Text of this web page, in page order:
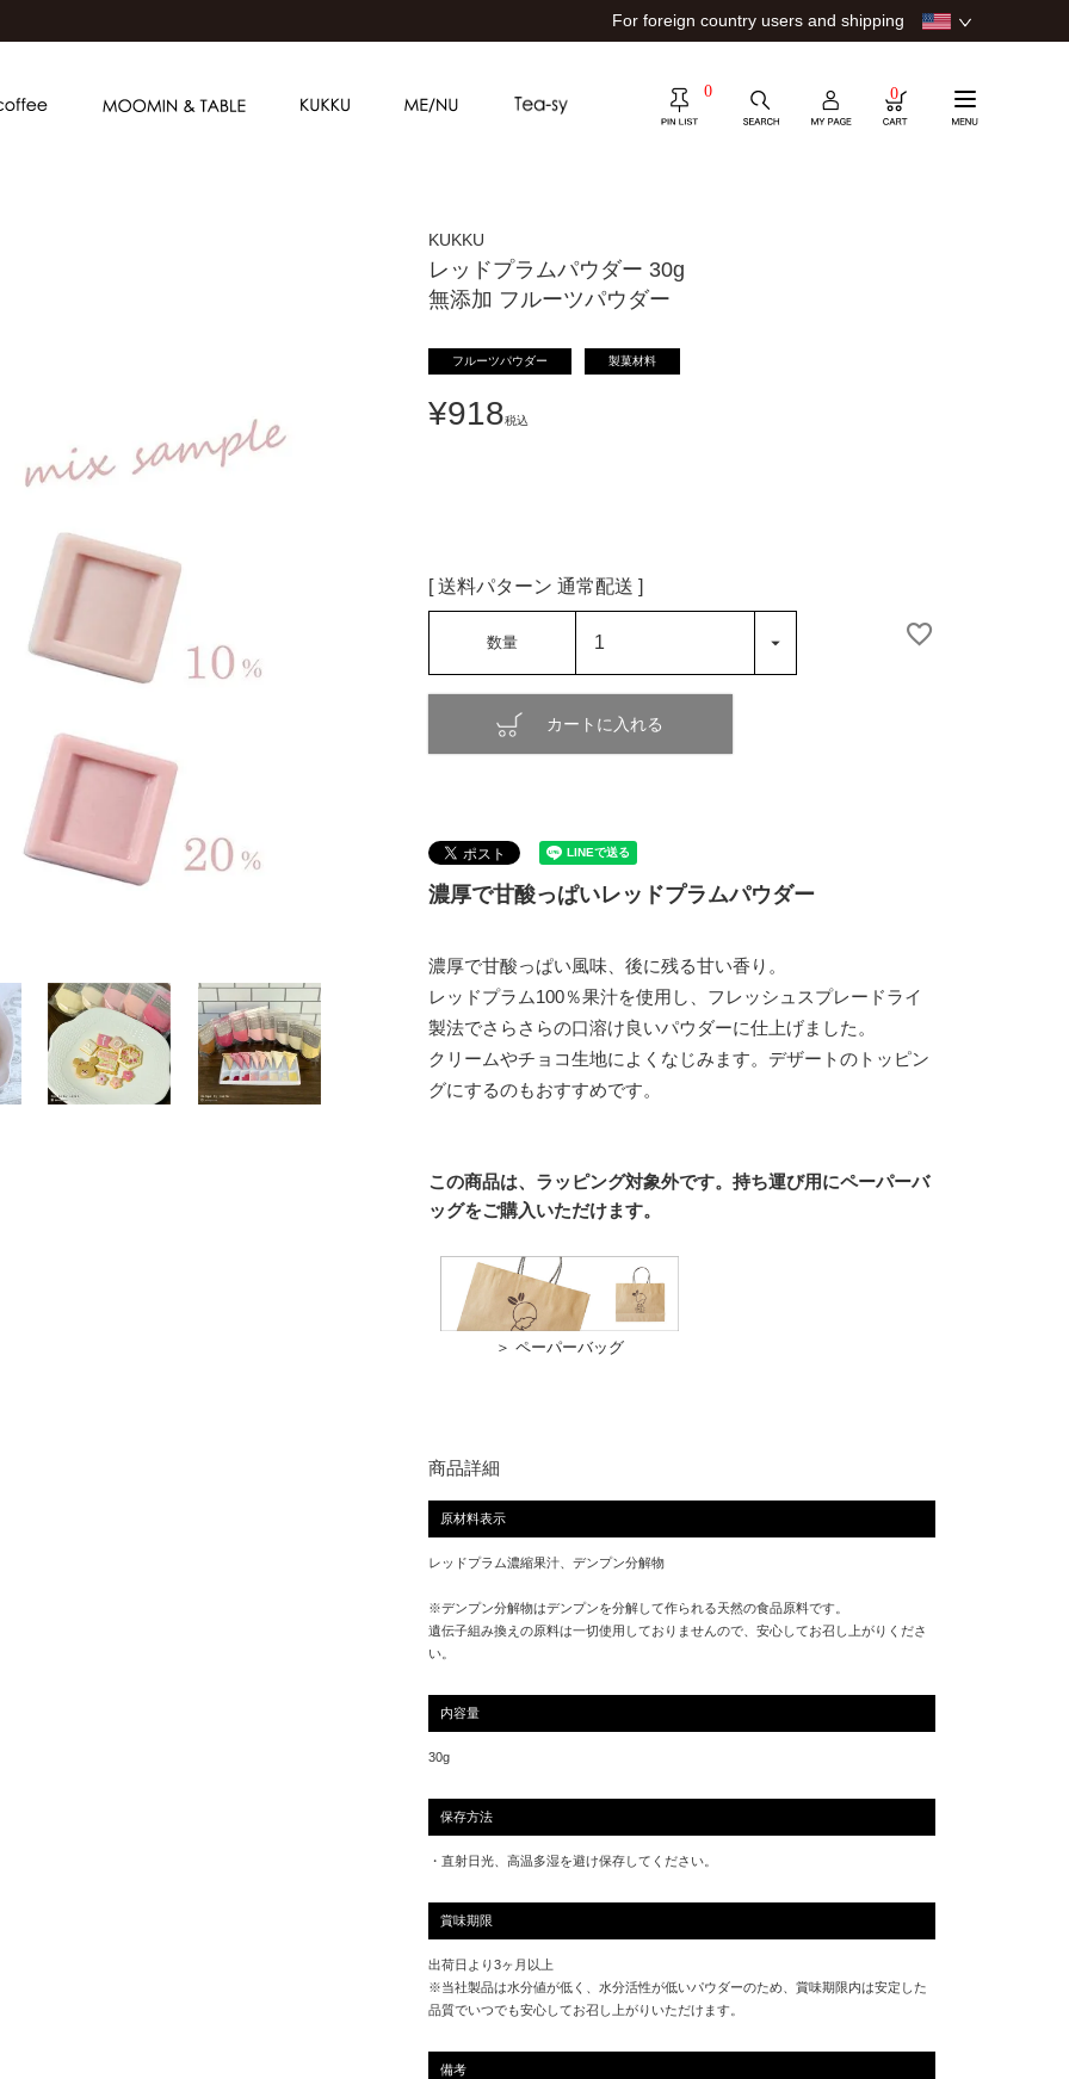
For foreign country users and shipping
0 0
KUKKU
レッドプラムパウダー 30g
無添加 フルーツパウダー
フルーツパウダー 製菓材料
¥918税込
送料パターン 通常配送
カートに入れる
濃厚で甘酸っぱいレッドプラムパウダー
濃厚で甘酸っぱい風味、後に残る甘い香り。
レッドプラム100％果汁を使用し、フレッシュスプレードライ
製法でさらさらの口溶け良いパウダーに仕上げました。
クリームやチョコ生地によくなじみます。デザートのトッピン
グにするのもおすすめです。
この商品は、ラッピング対象外です。持ち運び用にペーパーバ
ッグをご購入いただけます。
＞ ペーパーバッグ
商品詳細
原材料表示
レッドプラム濃縮果汁、デンプン分解物
※デンプン分解物はデンプンを分解して作られる天然の食品原料です。
遺伝子組み換えの原料は一切使用しておりませんので、安心してお召し上がりくださ
い。
内容量
30g
保存方法
・直射日光、高温多湿を避け保存してください。
賞味期限
出荷日より3ヶ月以上
※当社製品は水分値が低く、水分活性が低いパウダーのため、賞味期限内は安定した
品質でいつでも安心してお召し上がりいただけます。
備考